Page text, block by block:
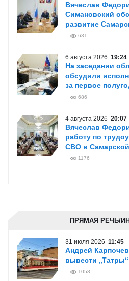
Вячеслав
Симановский
развитие
631
6 августа 2026 19:24
На заседании
обсудили
за первое
686
4 августа 2026 20:07
Вячеслав
работу по
СВО в
1176
ПРЯМАЯ РЕЧЬ/
31 июля 2026 11:45
Андрей
вывести
1058